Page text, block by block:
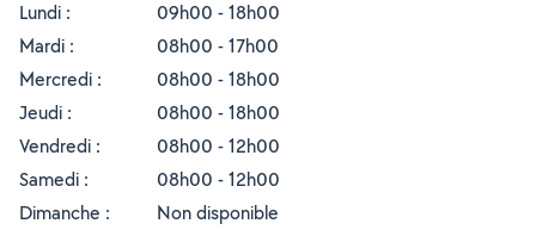
Lundi :
09h00 - 18h00
Mardi :
08h00 - 17h00
Mercredi :
08h00 - 18h00
Jeudi :
08h00 - 18h00
Vendredi :
08h00 - 12h00
Samedi :
08h00 - 12h00
Dimanche :
Non disponible